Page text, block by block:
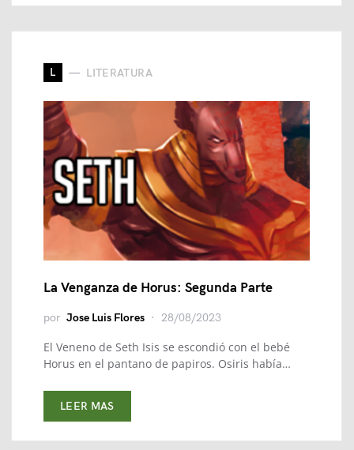
L LITERATURA
La Venganza de Horus: Segunda Parte
por Jose Luis Flores 28/08/2023
El Veneno de Seth Isis se escondió con el bebé
Horus en el pantano de papiros. Osiris había…
LEER MAS